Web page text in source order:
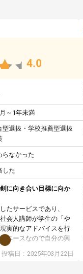
4.0
～1年未満
型選抜・学校推薦型選抜
らなかった
した
に向き合い目標に向か
たサービスであり、
会人講師が学生の「や
実的なアドバイスを行
ベースなので自分の興
では思いつかない部分
。
投稿日：2025年03月22日